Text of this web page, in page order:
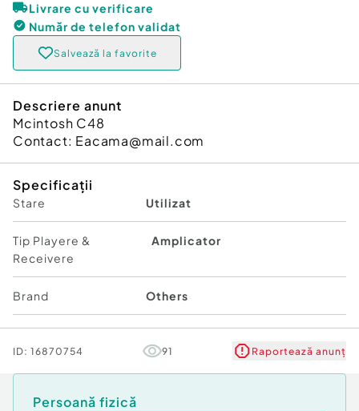
Livrare cu verificare
Număr de telefon validat
Salvează la favorite
Descriere anunt
Mcintosh C48
Contact: Eacama@mail.com
Specificații
Stare Utilizat
Tip Playere &
Receivere
Amplicator
Brand Others
ID: 16870754 91 Raportează anunț
Persoană fizică